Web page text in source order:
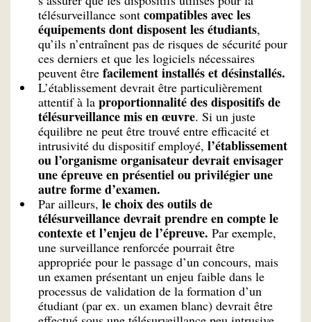
télésurveillance sont compatibles avec les
équipements dont disposent les étudiants,
qu’ils n’entraînent pas de risques de sécurité pour
ces derniers et que les logiciels nécessaires
peuvent être facilement installés et désinstallés.
L’établissement devrait être particulièrement
attentif à la proportionnalité des dispositifs de
télésurveillance mis en œuvre. Si un juste
équilibre ne peut être trouvé entre efficacité et
intrusivité du dispositif employé, l’établissement
ou l’organisme organisateur devrait envisager
une épreuve en présentiel ou privilégier une
autre forme d’examen.
Par ailleurs, le choix des outils de
télésurveillance devrait prendre en compte le
contexte et l’enjeu de l’épreuve. Par exemple,
une surveillance renforcée pourrait être
appropriée pour le passage d’un concours, mais
un examen présentant un enjeu faible dans le
processus de validation de la formation d’un
étudiant (par ex. un examen blanc) devrait être